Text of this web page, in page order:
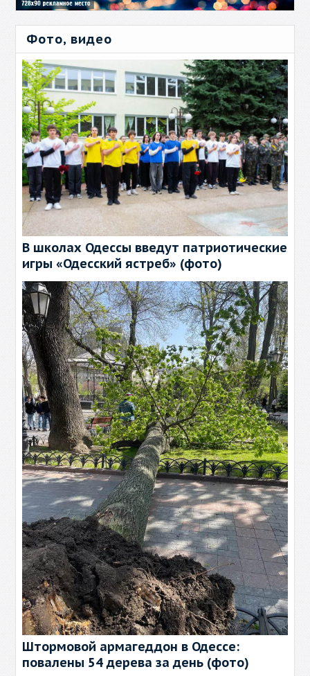
Фото, видео
В школах Одессы введут патриотические
игры «Одесский ястреб» (фото)
Штормовой армагеддон в Одессе:
повалены 54 дерева за день (фото)